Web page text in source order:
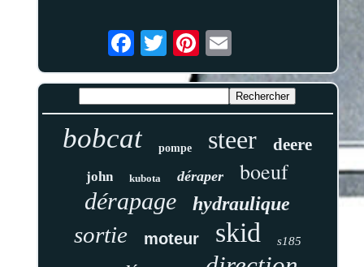
bobcat pompe steer deere
john kubota déraper boeuf
dérapage hydraulique
sortie moteur skid s185